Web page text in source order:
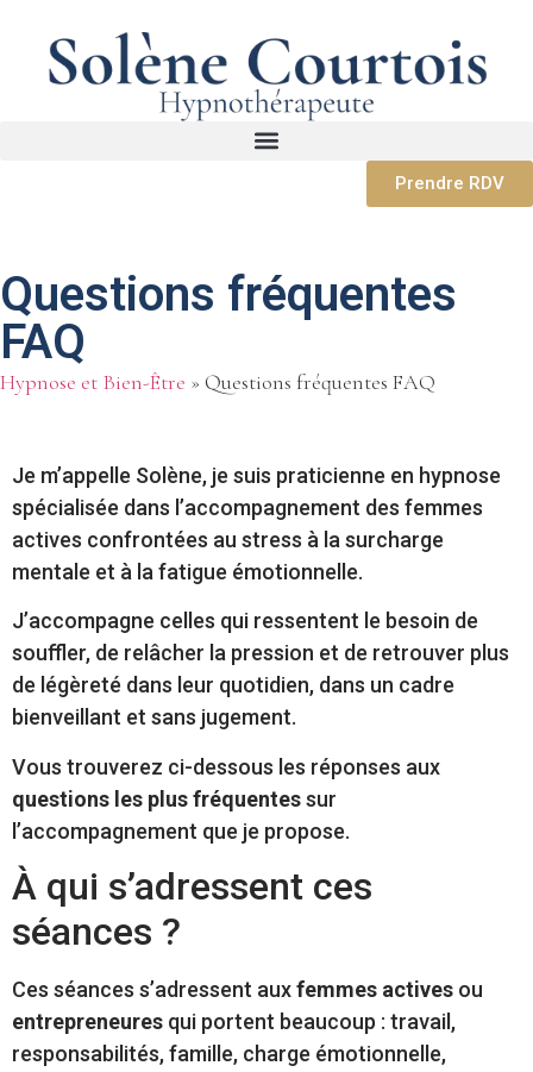
Prendre RDV
Questions fréquentes
FAQ
Hypnose et Bien-Être » Questions fréquentes FAQ
Je m’appelle Solène, je suis praticienne en hypnose
spécialisée dans l’accompagnement des femmes
actives confrontées au stress à la surcharge
mentale et à la fatigue émotionnelle.
J’accompagne celles qui ressentent le besoin de
souffler, de relâcher la pression et de retrouver plus
de légèreté dans leur quotidien, dans un cadre
bienveillant et sans jugement.
Vous trouverez ci-dessous les réponses aux
questions les plus fréquentessur
l’accompagnement que je propose.
À qui s’adressent ces
séances ?
Ces séances s’adressent auxfemmes actives ou
entrepreneures qui portent beaucoup : travail,
responsabilités, famille, charge émotionnelle,